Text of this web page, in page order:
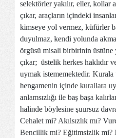
selektörler yakılır, eller, kollar
çıkar, araçların içindeki
kimseye yol vermez, küfürler
duyulmaz, kendi yolunda
örgüsü misali birbirinin üstüne
çıkar; üstelik herkes haklıdır
uymak istememektedir. Kurala
hengamenin içinde kurallara
anlamsızlığı ile baş başa
halinde böylesine şuursuz
Cehalet mi? Akılsızlık mı?
Bencillik mi? Eğitimsizlik mi?